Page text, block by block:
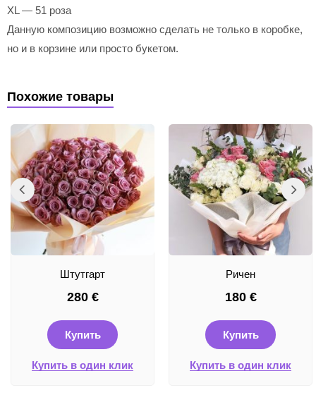
XL — 51 роза
Данную композицию возможно сделать не только в коробке,
но и в корзине или просто букетом.
Похожие товары
Штутгарт
280 €
Купить
Купить в один клик
Ричен
180 €
Купить
Купить в один клик